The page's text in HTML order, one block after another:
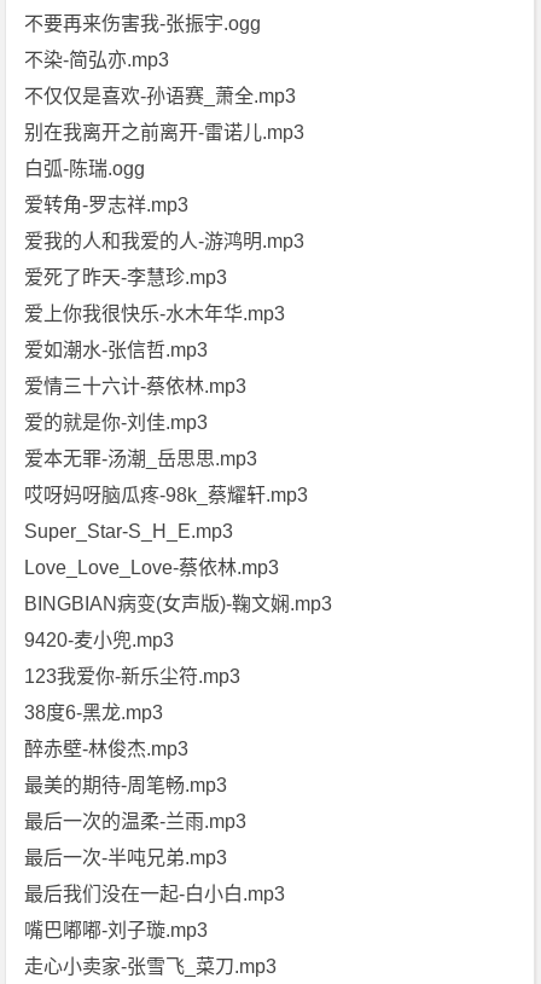
不要再来伤害我-张振宇.ogg
不染-简弘亦.mp3
不仅仅是喜欢-孙语赛_萧全.mp3
别在我离开之前离开-雷诺儿.mp3
白弧-陈瑞.ogg
爱转角-罗志祥.mp3
爱我的人和我爱的人-游鸿明.mp3
爱死了昨天-李慧珍.mp3
爱上你我很快乐-水木年华.mp3
爱如潮水-张信哲.mp3
爱情三十六计-蔡依林.mp3
爱的就是你-刘佳.mp3
爱本无罪-汤潮_岳思思.mp3
哎呀妈呀脑瓜疼-98k_蔡耀轩.mp3
Super_Star-S_H_E.mp3
Love_Love_Love-蔡依林.mp3
BINGBIAN病变(女声版)-鞠文娴.mp3
9420-麦小兜.mp3
123我爱你-新乐尘符.mp3
38度6-黑龙.mp3
醉赤壁-林俊杰.mp3
最美的期待-周笔畅.mp3
最后一次的温柔-兰雨.mp3
最后一次-半吨兄弟.mp3
最后我们没在一起-白小白.mp3
嘴巴嘟嘟-刘子璇.mp3
走心小卖家-张雪飞_菜刀.mp3